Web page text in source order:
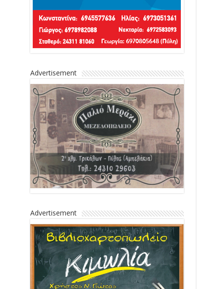
Advertisement
Advertisement